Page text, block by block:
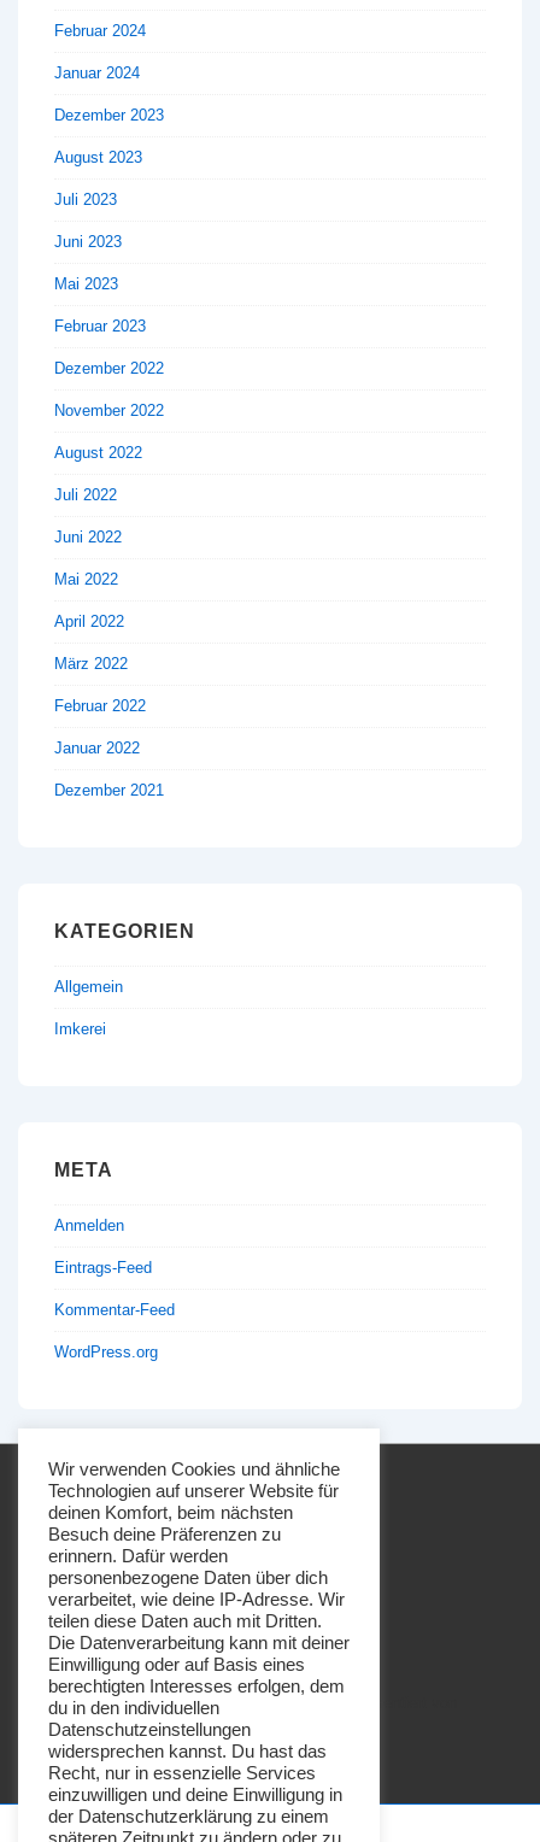
Februar 2024
Januar 2024
Dezember 2023
August 2023
Juli 2023
Juni 2023
Mai 2023
Februar 2023
Dezember 2022
November 2022
August 2022
Juli 2022
Juni 2022
Mai 2022
April 2022
März 2022
Februar 2022
Januar 2022
Dezember 2021
KATEGORIEN
Allgemein
Imkerei
META
Anmelden
Eintrags-Feed
Kommentar-Feed
WordPress.org
Footer-
Menü
Impressum Datenschutz
Copyright © 2026 Imkerei Honigbrötchen
Responsive-Theme
Wir verwenden Cookies und ähnliche
Technologien auf unserer Website für
deinen Komfort, beim nächsten
Besuch deine Präferenzen zu
erinnern. Dafür werden
personenbezogene Daten über dich
verarbeitet, wie deine IP-Adresse. Wir
teilen diese Daten auch mit Dritten.
Die Datenverarbeitung kann mit deiner
Einwilligung oder auf Basis eines
berechtigten Interesses erfolgen, dem
du in den individuellen
Datenschutzeinstellungen
widersprechen kannst. Du hast das
Recht, nur in essenzielle Services
einzuwilligen und deine Einwilligung in
der Datenschutzerklärung zu einem